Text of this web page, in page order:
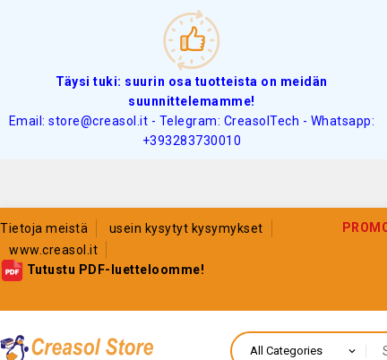
Täysi tuki: suurin osa tuotteista on meidän
suunnittelemamme!
Email: store@creasol.it - Telegram: CreasolTech - Whatsapp:
+393283730010
Tietoja meistä
usein kysytyt kysymykset
www.creasol.it
Tutustu PDF-luetteloomme!